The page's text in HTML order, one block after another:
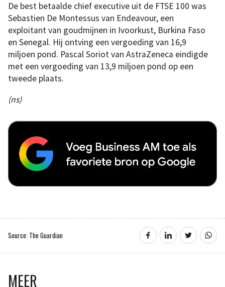
De best betaalde chief executive uit de FTSE 100 was
Sebastien De Montessus van Endeavour, een
exploitant van goudmijnen in Ivoorkust, Burkina Faso
en Senegal. Hij ontving een vergoeding van 16,9
miljoen pond. Pascal Soriot van AstraZeneca eindigde
met een vergoeding van 13,9 miljoen pond op een
tweede plaats.
(ns)
Source: The Guardian
MEER